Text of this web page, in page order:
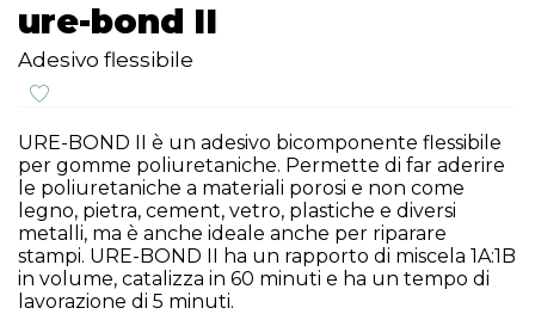
ure-bond II
Adesivo flessibile
URE-BOND II è un adesivo bicomponente flessibile
per gomme poliuretaniche. Permette di far aderire
le poliuretaniche a materiali porosi e non come
legno, pietra, cement, vetro, plastiche e diversi
metalli, ma è anche ideale anche per riparare
stampi. URE-BOND II ha un rapporto di miscela 1A:1B
in volume, catalizza in 60 minuti e ha un tempo di
lavorazione di 5 minuti.